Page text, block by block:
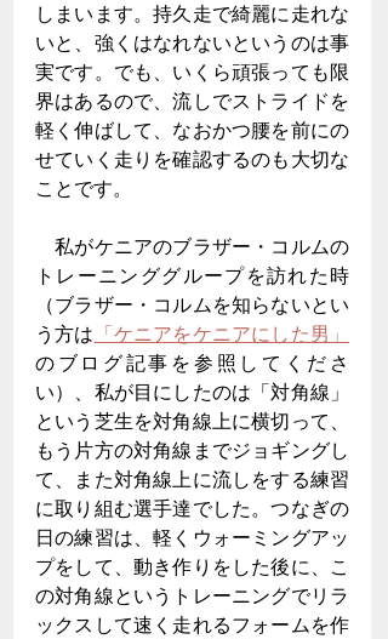
しまいます。持久走で綺麗に走れな
いと、強くはなれないというのは事
実です。でも、いくら頑張っても限
界はあるので、流しでストライドを
軽く伸ばして、なおかつ腰を前にの
せていく走りを確認するのも大切な
ことです。
私がケニアのブラザー・コルムの
トレーニンググループを訪れた時
（ブラザー・コルムを知らないとい
う方は 「ケニアをケニアにした男」
のブログ記事を参照してくださ
い）、私が目にしたのは「対角線」
という芝生を対角線上に横切って、
もう片方の対角線までジョギングし
て、また対角線上に流しをする練習
に取り組む選手達でした。つなぎの
日の練習は、軽くウォーミングアッ
プをして、動き作りをした後に、こ
の対角線というトレーニングでリラ
ックスして速く走れるフォームを作